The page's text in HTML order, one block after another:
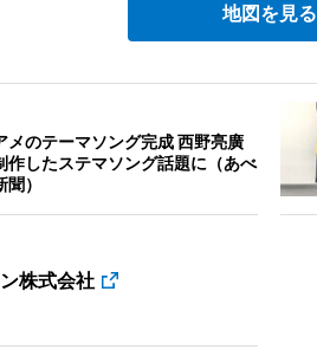
地図を見る
メのテーマソング完成 西野亮廣
作したステマソング話題に（あべ
）
株式会社